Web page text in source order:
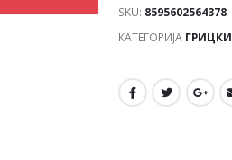
SKU: 8595602564378
КАТЕГОРИЈА